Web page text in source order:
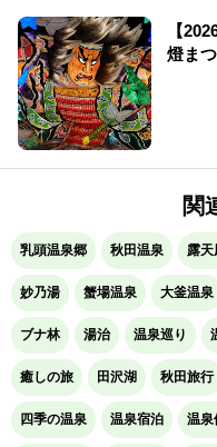
【
燈ま
関
乳頭温泉郷 秋田温泉 露天
妙乃湯 蟹場温泉 大釜温泉
ブナ林 湯治 温泉巡り
癒しの旅 田沢湖 秋田旅行
四季の温泉 温泉宿泊 温泉